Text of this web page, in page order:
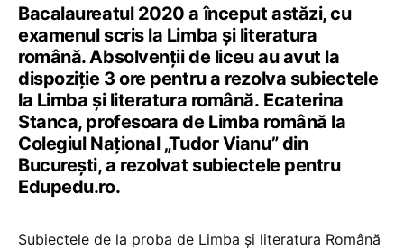
Bacalaureatul 2020 a început astăzi, cu
examenul scris la Limba și literatura
română. Absolvenții de liceu au avut la
dispoziție 3 ore pentru a rezolva subiectele
la Limba și literatura română. Ecaterina
Stanca, profesoara de Limba română la
Colegiul Național „Tudor Vianu” din
București, a rezolvat subiectele pentru
Edupedu.ro.
Subiectele de la proba de Limba și literatura Română